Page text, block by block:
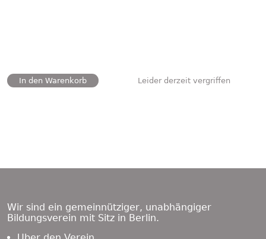
In den Warenkorb Leider derzeit vergriffen
Wir sind ein gemeinnütziger, unabhängiger
Bildungsverein mit Sitz in Berlin.